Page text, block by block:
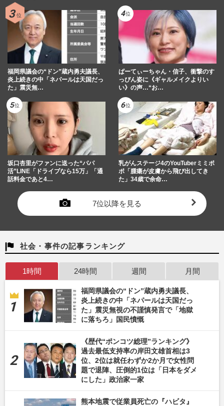
福岡県議会の“ドン”蔵内勇夫議長、
炎上続きの中「ネパールは天国だっ
た」震災無…
ぱーてぃーちゃん・信子、衝撃のす
っぴん姿に《ギャルメイクよりい
い》の声…“お…
坂口杏里がファンに送った“パパ
活”LINE「ドライブなら15万」「通
話料金であと4…
乳がんステージ4のYouTuberミミポ
ポ「腫瘍が皮膚から飛び出してき
た」34歳で余命…
7位以降を見る
社会・事件の記事ランキング
1時間 24時間 週間 月間
福岡県議会の“ドン”蔵内勇夫議長、
炎上続きの中「ネパールは天国だっ
た」震災無視の不謹慎発言で「地獄
に落ちろ」国民憤慨
《歴代“ポンコツ総理”ランキング》
過去最低支持率の岸田文雄首相は3
位、2位は就任わずか2か月で女性問
題で退陣、圧倒的1位は「日本をダメ
にした」政治家一家
熊本地震で従業員死亡の『ハビタ』